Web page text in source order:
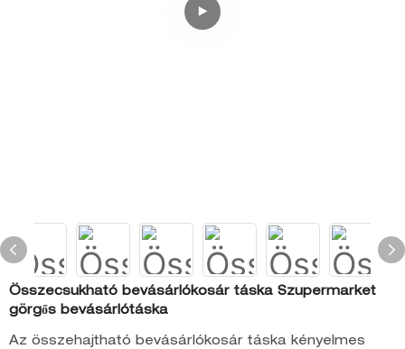
Összecsukható bevásárlókosár táska Szupermarket
görgős bevásárlótáska
Az összehajtható bevásárlókosár táska kényelmes